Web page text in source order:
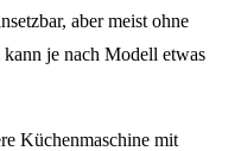
aber meist ohne
je nach Modell etwas
Küchenmaschine mit